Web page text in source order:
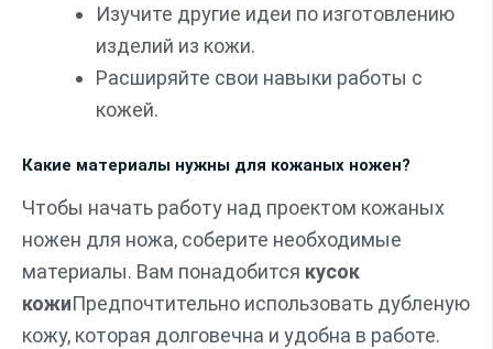
Изучите другие идеи по изготовлению
изделий из кожи.
Расширяйте свои навыки работы с
кожей.
Какие материалы нужны для кожаных ножен?
Чтобы начать работу над проектом кожаных
ножен для ножа, соберите необходимые
материалы. Вам понадобится кусок
кожиПредпочтительно использовать дубленую
кожу, которая долговечна и удобна в работе.